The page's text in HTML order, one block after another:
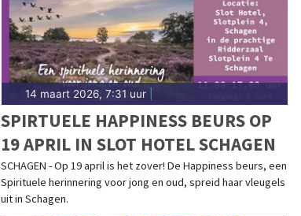
14 maart 2026, 7:31 uur|
SPIRTUELE HAPPINESS BEURS OP
19 APRIL IN SLOT HOTEL SCHAGEN
SCHAGEN - Op 19 april is het zover! De Happiness beurs, een
Spirituele herinnering voor jong en oud, spreid haar vleugels
uit in Schagen.